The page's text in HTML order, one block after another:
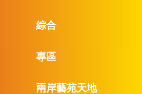
綜合
專區
兩岸藝苑天地